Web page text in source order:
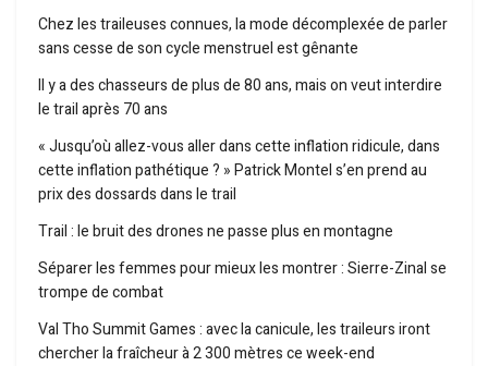
Chez les traileuses connues, la mode décomplexée de parler
sans cesse de son cycle menstruel est gênante
Il y a des chasseurs de plus de 80 ans, mais on veut interdire
le trail après 70 ans
« Jusqu’où allez-vous aller dans cette inflation ridicule, dans
cette inflation pathétique ? » Patrick Montel s’en prend au
prix des dossards dans le trail
Trail : le bruit des drones ne passe plus en montagne
Séparer les femmes pour mieux les montrer : Sierre-Zinal se
trompe de combat
Val Tho Summit Games : avec la canicule, les traileurs iront
chercher la fraîcheur à 2 300 mètres ce week-end